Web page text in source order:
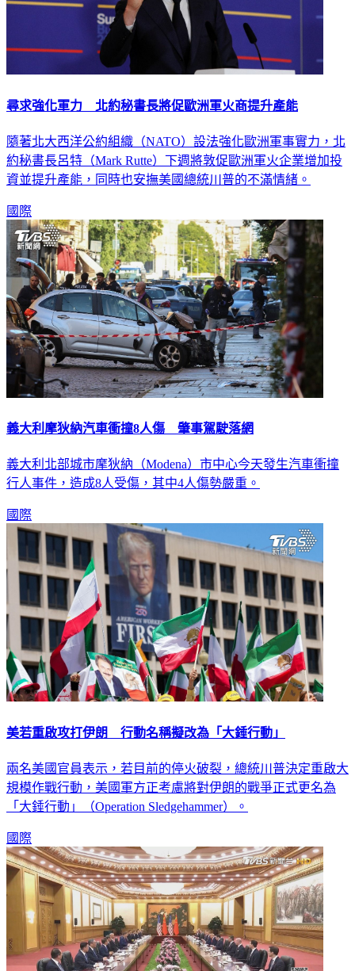
尋求強化軍力 北約秘書長將促歐洲軍火商提升產能
隨著北大西洋公約組織（NATO）設法強化歐洲軍事實力，北
約秘書長呂特（Mark Rutte）下週將敦促歐洲軍火企業增加投
資並提升產能，同時也安撫美國總統川普的不滿情緒。
國際
義大利摩狄納汽車衝撞8人傷 肇事駕駛落網
義大利北部城市摩狄納（Modena）市中心今天發生汽車衝撞
行人事件，造成8人受傷，其中4人傷勢嚴重。
國際
美若重啟攻打伊朗 行動名稱擬改為「大錘行動」
兩名美國官員表示，若目前的停火破裂，總統川普決定重啟大
規模作戰行動，美國軍方正考慮將對伊朗的戰爭正式更名為
「大錘行動」（Operation Sledgehammer）。
國際